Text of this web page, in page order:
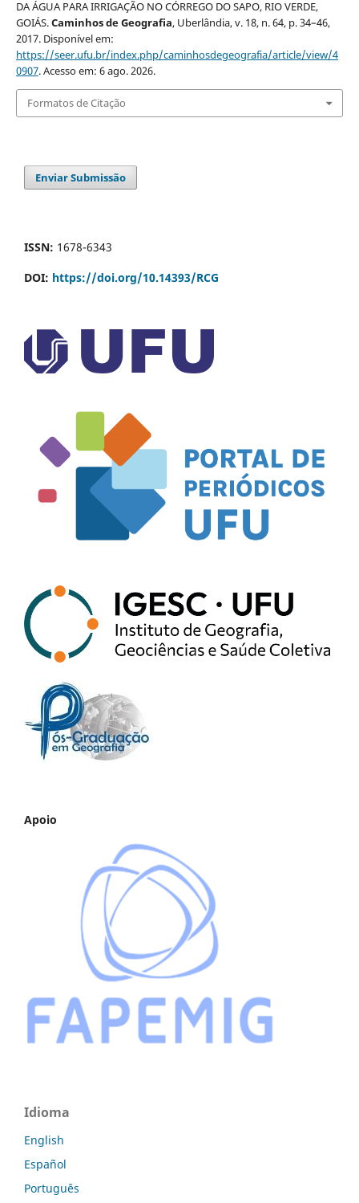
DA ÁGUA PARA IRRIGAÇÃO NO CÓRREGO DO SAPO, RIO VERDE,
GOIÁS.Caminhos de Geografia, Uberlândia, v. 18, n. 64, p. 34–46,
2017. Disponível em:
https://seer.ufu.br/index.php/caminhosdegeografia/article/view/4
0907. Acesso em: 6 ago. 2026.
Formatos de Citação
Enviar Submissão
ISSN: 1678-6343
DOI: https://doi.org/10.14393/RCG
Apoio
Idioma
English
Español
Português